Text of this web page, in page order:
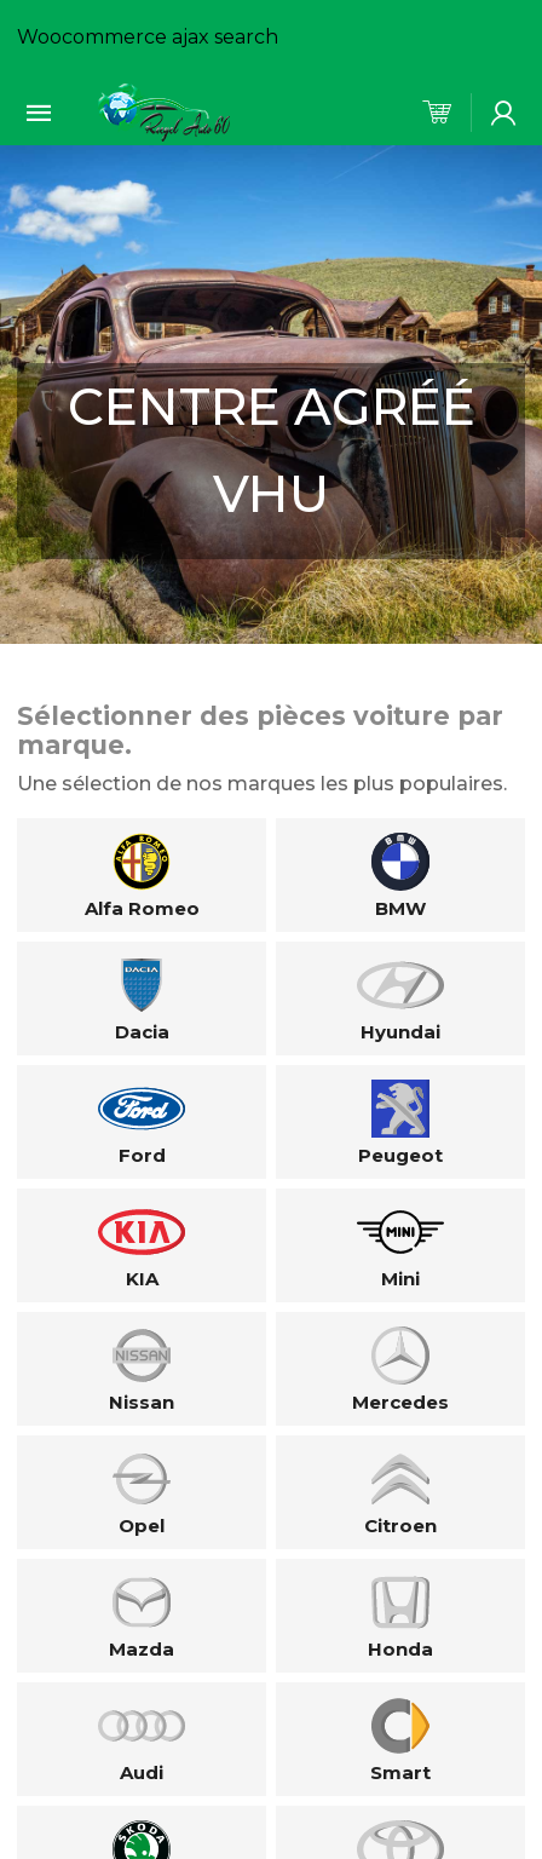
Woocommerce ajax search
CENTRE AGRÉÉ
VHU
Sélectionner des pièces voiture par
marque.
Une sélection de nos marques les plus populaires.
Alfa Romeo BMW
Dacia Hyundai
Ford Peugeot
KIA Mini
Nissan Mercedes
Opel Citroen
Mazda Honda
Audi Smart